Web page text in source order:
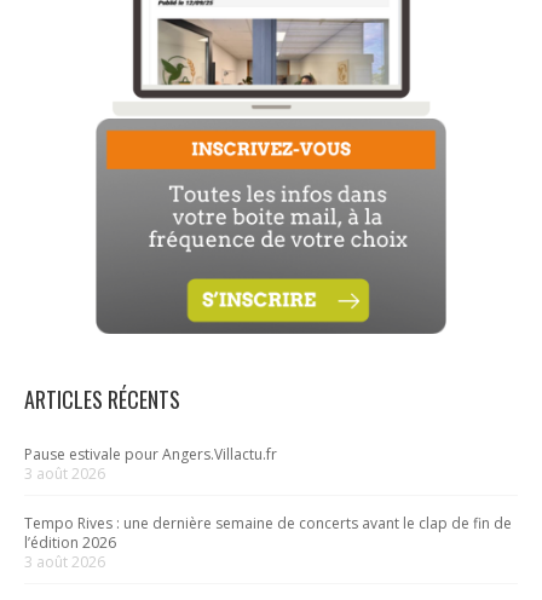
ARTICLES RÉCENTS
Pause estivale pour Angers.Villactu.fr
3 août 2026
Tempo Rives : une dernière semaine de concerts avant le clap de fin de
l’édition 2026
3 août 2026